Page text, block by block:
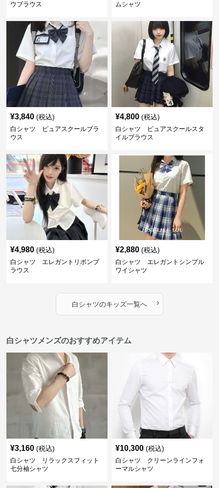
ウブラウス
ムシャツ
¥3,840 (税込)
白シャツ ピュアスクールブラ
ウス
¥4,800 (税込)
白シャツ ピュアスクールスタ
イルブラウス
¥4,980 (税込)
白シャツ エレガントリボンブ
ラウス
¥2,880 (税込)
白シャツ エレガントシンプル
ワイシャツ
白シャツのキッズ一覧へ ›
白シャツメンズのおすすめアイテム
¥3,160 (税込)
白シャツ リラックスフィット
七分袖シャツ
¥10,300 (税込)
白シャツ クリーンラインフォ
ーマルシャツ